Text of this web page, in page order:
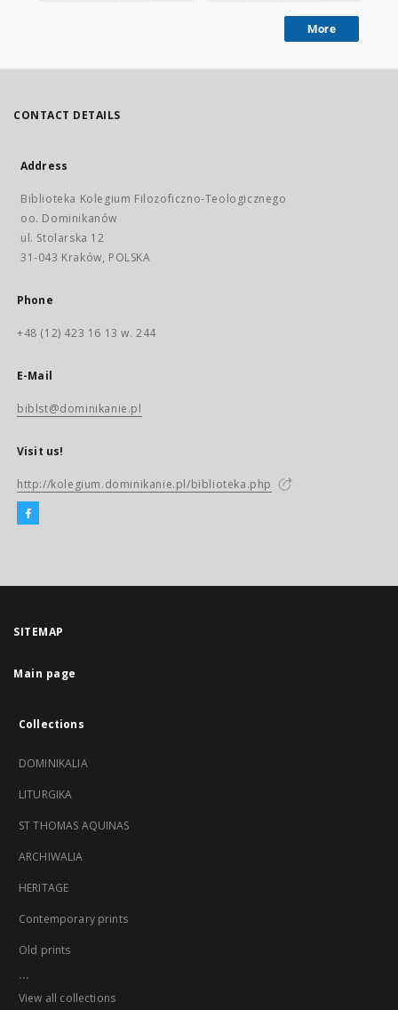
More
CONTACT DETAILS
Address
Biblioteka Kolegium Filozoficzno-Teologicznego
oo. Dominikanów
ul. Stolarska 12
31-043 Kraków, POLSKA
Phone
+48 (12) 423 16 13 w. 244
E-Mail
biblst@dominikanie.pl
Visit us!
http://kolegium.dominikanie.pl/biblioteka.php
SITEMAP
Main page
Collections
DOMINIKALIA
LITURGIKA
ST THOMAS AQUINAS
ARCHIWALIA
HERITAGE
Contemporary prints
Old prints
...
View all collections